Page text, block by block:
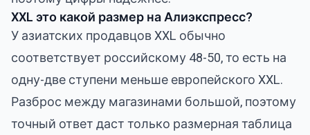
XXL это какой размер на Алиэкспресс?
У азиатских продавцов XXL обычно
соответствует российскому 48-50, то есть на
одну-две ступени меньше европейского XXL.
Разброс между магазинами большой, поэтому
точный ответ даст только размерная таблица